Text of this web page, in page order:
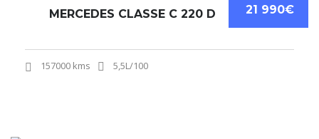
21 990€
MERCEDES CLASSE C 220 D
157000 kms 5,5L/100